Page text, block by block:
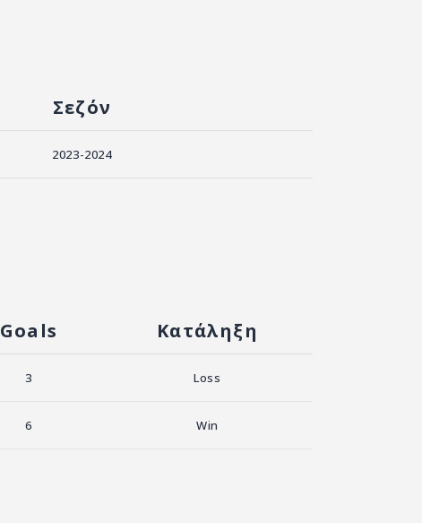
Σεζόν
2023-2024
Goals Κατάληξη
3 Loss
6 Win